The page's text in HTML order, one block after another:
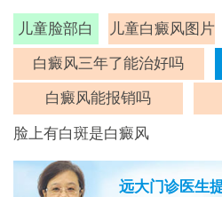
儿童脸部白
斑
儿童白癜风图片
白癜风三年了能治好吗
白癜风能报销吗
脸上有白斑是白癜风
远大门诊医生